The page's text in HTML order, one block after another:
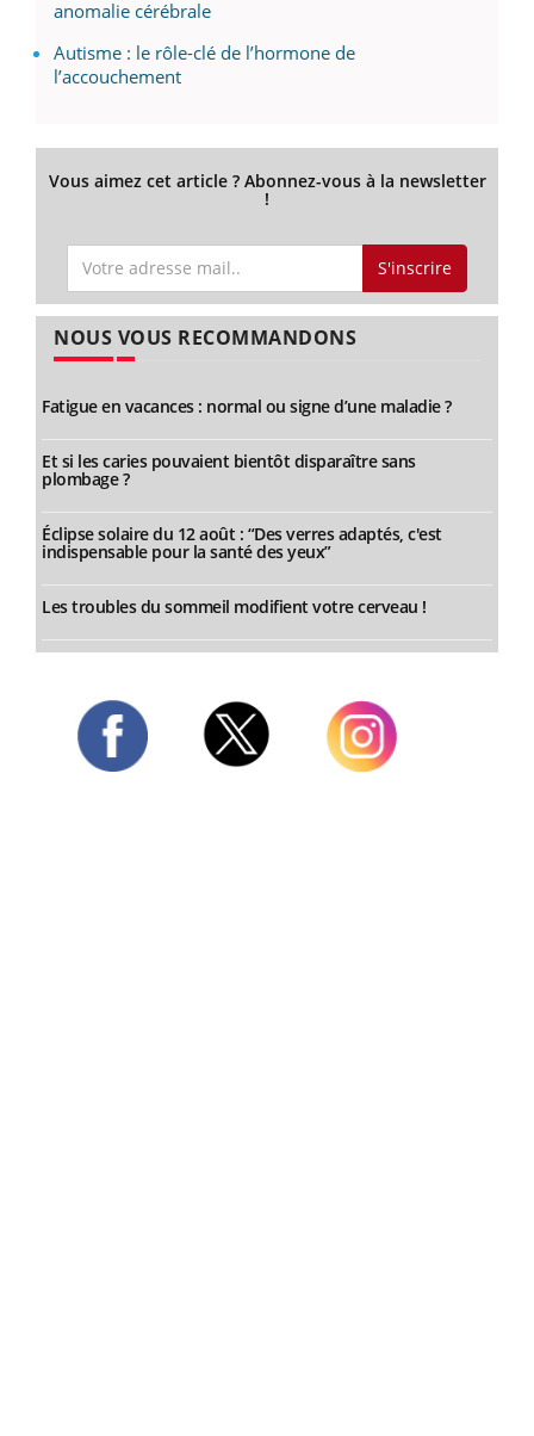
anomalie cérébrale
Autisme : le rôle-clé de l’hormone de
l’accouchement
Vous aimez cet article ? Abonnez-vous à la newsletter
!
S'inscrire
NOUS VOUS RECOMMANDONS
Fatigue en vacances : normal ou signe d’une maladie ?
Et si les caries pouvaient bientôt disparaître sans
plombage ?
Éclipse solaire du 12 août : “Des verres adaptés, c'est
indispensable pour la santé des yeux”
Les troubles du sommeil modifient votre cerveau !